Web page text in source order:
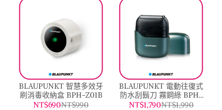
BLAUPUNKT 智慧多效牙
刷消毒收納盒 BPH-Z01B
NT$690NT$990
BLAUPUNKT 電動往復式
防水刮鬍刀 霧鋼綠 BPH-
R06BU
NT$1,790NT$1,990